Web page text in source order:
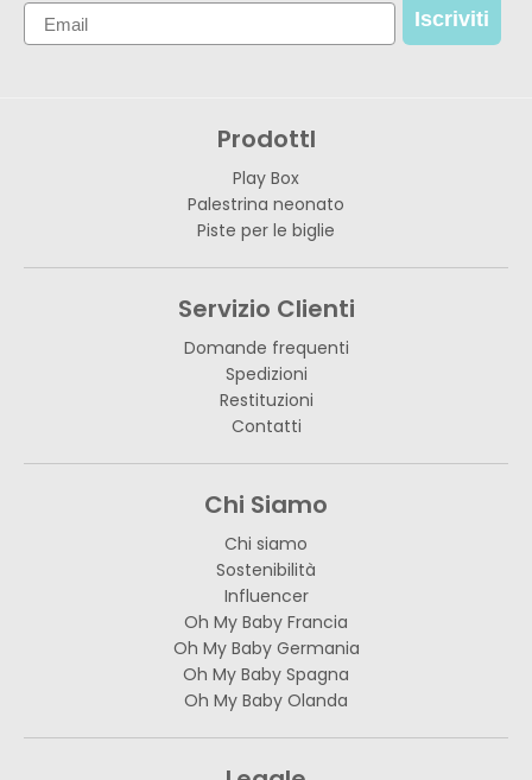
Email Iscriviti
ProdottI
Play Box
Palestrina neonato
Piste per le biglie
Servizio Clienti
Domande frequenti
Spedizioni
Restituzioni
Contatti
Chi Siamo
Chi siamo
Sostenibilità
Influencer
Oh My Baby Francia
Oh My Baby Germania
Oh My Baby Spagna
Oh My Baby Olanda